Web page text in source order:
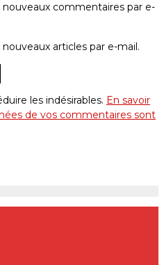
commentaires par e-
articles par e-mail.
les indésirables. En savoir
de vos commentaires sont